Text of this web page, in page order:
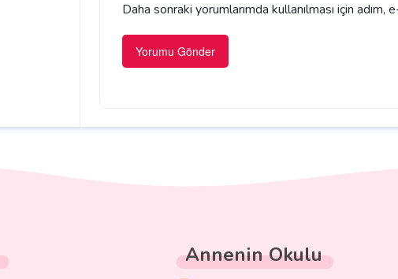
Daha sonraki yorumlarımda kullanılması için
Annenin Okulu